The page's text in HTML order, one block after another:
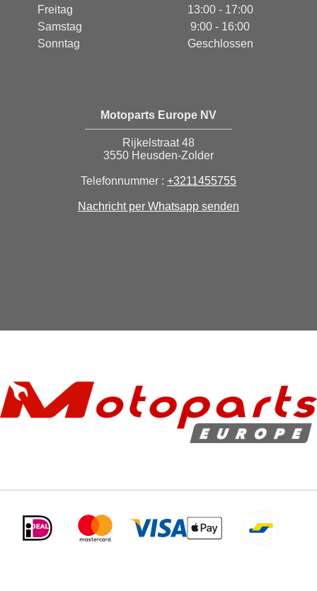
Freitag
13:00 - 17:00
Samstag
9:00 - 16:00
Sonntag
Geschlossen
Motoparts Europe NV
Rijkelstraat 48
3550 Heusden-Zolder
Telefonnummer : +3211455755
Nachricht per Whatsapp senden